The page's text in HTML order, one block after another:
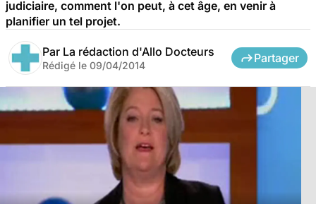
judiciaire, comment l'on peut, à cet âge, en venir à
planifier un tel projet.
Par La rédaction d'Allo Docteurs
Rédigé le 09/04/2014
Partager